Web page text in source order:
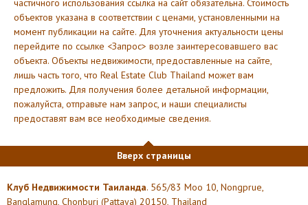
частичного использования ссылка на сайт обязательна. Стоимость
объектов указана в соответствии с ценами, установленными на
момент публикации на сайте. Для уточнения актуальности цены
перейдите по ссылке <Запрос> возле заинтересовавшего вас
объекта. Объекты недвижимости, предоставленные на сайте,
лишь часть того, что Real Estate Club Thailand может вам
предложить. Для получения более детальной информации,
пожалуйста, отправьте нам запрос, и наши специалисты
предоставят вам все необходимые сведения.
Вверх страницы
Клуб Недвижимости Таиланда. 565/83 Moo 10, Nongprue,
Banglamung, Chonburi (Pattaya) 20150, Thailand